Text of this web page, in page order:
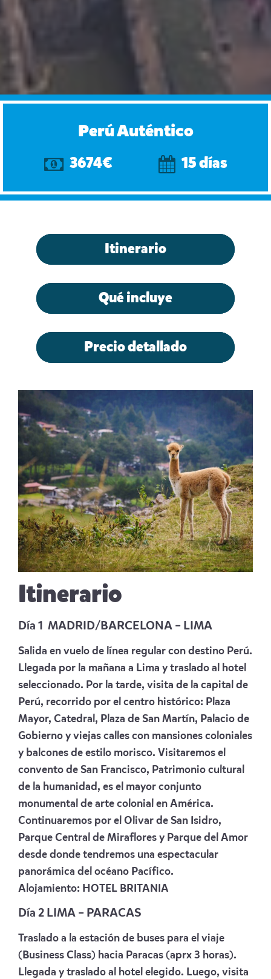
Perú Auténtico
3674€ 15 días
Itinerario
Qué incluye
Precio detallado
Itinerario
Día 1 MADRID/BARCELONA – LIMA
Salida en vuelo de línea regular con destino Perú.
Llegada por la mañana a Lima y traslado al hotel
seleccionado. Por la tarde, visita de la capital de
Perú, recorrido por el centro histórico: Plaza
Mayor, Catedral, Plaza de San Martín, Palacio de
Gobierno y viejas calles con mansiones coloniales
y balcones de estilo morisco. Visitaremos el
convento de San Francisco, Patrimonio cultural
de la humanidad, es el mayor conjunto
monumental de arte colonial en América.
Continuaremos por el Olivar de San Isidro,
Parque Central de Miraflores y Parque del Amor
desde donde tendremos una espectacular
panorámica del océano Pacífico.
Alojamiento: HOTEL BRITANIA
Día 2 LIMA – PARACAS
Traslado a la estación de buses para el viaje
(Business Class) hacia Paracas (aprx 3 horas).
Llegada y traslado al hotel elegido. Luego, visita